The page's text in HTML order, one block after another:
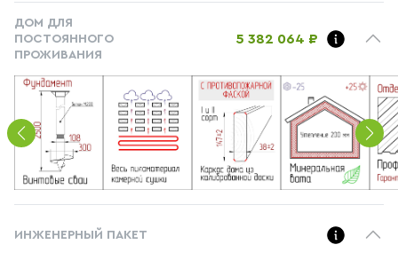
ДОМ ДЛЯ
ПОСТОЯННОГО
ПРОЖИВАНИЯ
5 382 064 ₽
ИНЖЕНЕРНЫЙ ПАКЕТ